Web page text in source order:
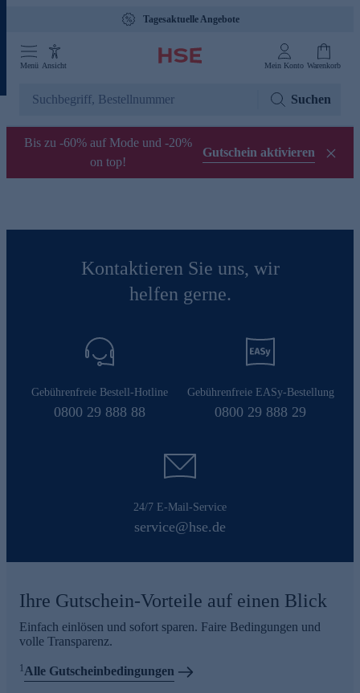
Tagesaktuelle Angebote
Menü Ansicht Mein Konto Warenkorb
Suchen
Bis zu -60% auf Mode und -20%
on top!
Gutschein aktivieren
Kontaktieren Sie uns, wir
helfen gerne.
Gebührenfreie Bestell-Hotline
0800 29 888 88
Gebührenfreie EASy-Bestellung
0800 29 888 29
24/7 E-Mail-Service
service@hse.de
Ihre Gutschein-Vorteile auf einen Blick
Einfach einlösen und sofort sparen. Faire Bedingungen und
volle Transparenz.
1Alle Gutscheinbedingungen